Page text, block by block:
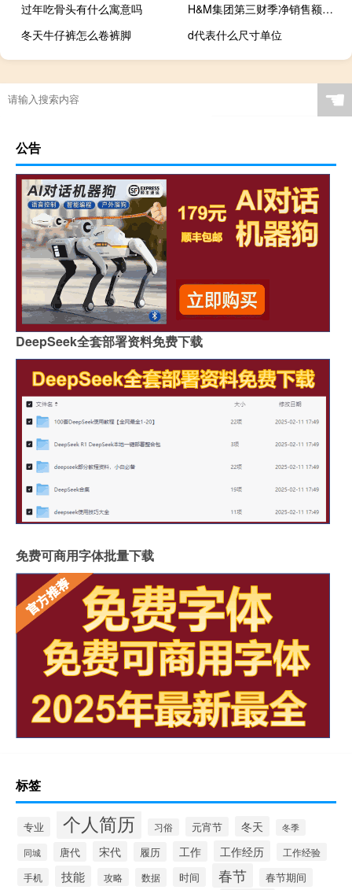
过年吃骨头有什么寓意吗
H&M集团第三财季净销售额同比增长6%至608亿瑞典克朗
冬天牛仔裤怎么卷裤脚
d代表什么尺寸单位
☚
公告
DeepSeek全套部署资料免费下载
免费可商用字体批量下载
标签
专业 个人简历 习俗 元宵节 冬天 冬季
同城 唐代 宋代 履历 工作 工作经历
工作经验
手机
技能 攻略 数据 时间 春节 春节期间